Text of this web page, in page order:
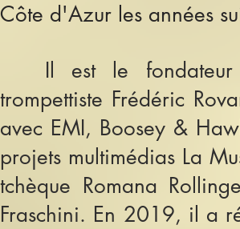
Côte d'Azur les années
Il est le fondateur
trompettiste Frédéric
avec EMI, Boosey &
projets multimédias La
tchèque Romana
Fraschini. En 2019, il a